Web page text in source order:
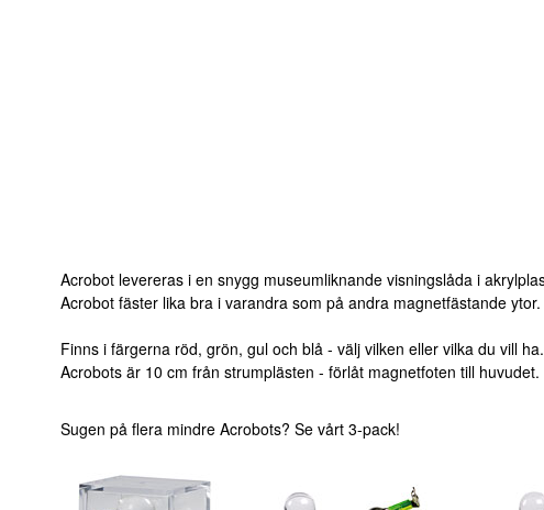
Acrobot levereras i en snygg museumliknande visningslåda i
Acrobot fäster lika bra i varandra som på andra magnetfästande ytor.
Finns i färgerna röd, grön, gul och blå - välj vilken eller vilka du vill ha.
Acrobots är 10 cm från strumplästen - förlåt magnetfoten till huvudet.
Sugen på flera mindre Acrobots? Se vårt 3-pack!